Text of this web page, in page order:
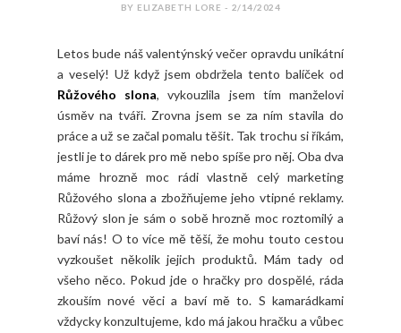
BY ELIZABETH LORE - 2/14/2024
Letos bude náš valentýnský večer opravdu unikátní
a veselý! Už když jsem obdržela tento balíček od
Růžového slona, vykouzlila jsem tím manželovi
úsměv na tváři. Zrovna jsem se za ním stavila do
práce a už se začal pomalu těšit. Tak trochu si říkám,
jestli je to dárek pro mě nebo spíše pro něj. Oba dva
máme hrozně moc rádi vlastně celý marketing
Růžového slona a zbožňujeme jeho vtipné reklamy.
Růžový slon je sám o sobě hrozně moc roztomilý a
baví nás! O to více mě těší, že mohu touto cestou
vyzkoušet několik jejich produktů. Mám tady od
všeho něco. Pokud jde o hračky pro dospělé, ráda
zkouším nové věci a baví mě to. S kamarádkami
vždycky konzultujeme, kdo má jakou hračku a vůbec